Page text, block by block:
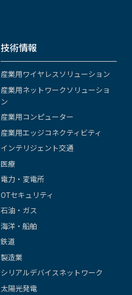
技術情報
産業用ワイヤレスソリューション
産業用ネットワークソリューショ
ン
産業用コンピューター
産業用エッジコネクティビティ
インテリジェント交通
医療
電力・変電所
OTセキュリティ
石油・ガス
海洋・船舶
鉄道
製造業
シリアルデバイスネットワーク
太陽光発電